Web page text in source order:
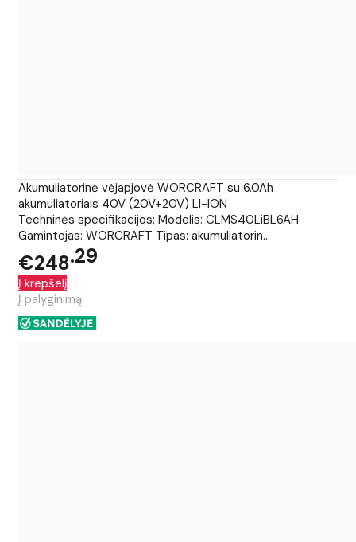
Akumuliatorinė vėjapjovė WORCRAFT su 6.0Ah
akumuliatoriais 40V (20V+20V) LI-ION
Techninės specifikacijos: Modelis: CLMS40LiBL6AH
Gamintojas: WORCRAFT Tipas: akumuliatorin..
€248 29
Į krepšelį
Į palyginimą